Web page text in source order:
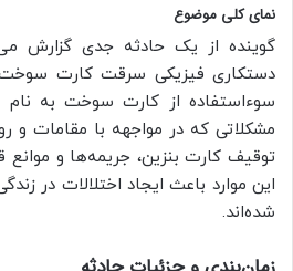
نمای کلی موضوع
گوینده از یک حادثه جدی گزارش
دستکاری فیزیکی سرقت کارت سوخت
سوءاستفاده‌ از کارت سوخت به
مشکلاتی که در مواجهه با مقامات و
توقیف کارت بنزین، جریمه‌ها و
این موارد باعث ایجاد اختلالات در
شده‌اند.